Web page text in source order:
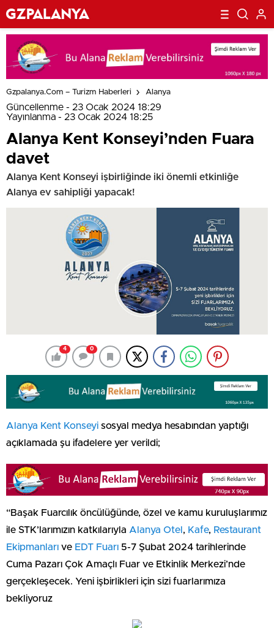
Gzpalanya.com – Turizm Haberleri Alanya
Güncellenme - 23 Ocak 2024 18:29
Yayınlanma - 23 Ocak 2024 18:25
Alanya Kent Konseyi’nden Fuara
davet
Alanya Kent Konseyi işbirliğinde iki önemli etkinliğe
Alanya ev sahipliği yapacak!
4 0
Alanya Kent Konseyi sosyal medya hesabından yaptığı
açıklamada şu ifadelere yer verildi;
“Başak Fuarcılık öncülüğünde, özel ve kamu kuruluşlarımız
ile STK’larımızın katkılarıyla Alanya Otel , Kafe, Restaurant
Ekipmanları ve EDT Fuarı 5-7 Şubat 2024 tarihlerinde
Cuma Pazarı Çok Amaçlı Fuar ve Etkinlik Merkezi’nde
gerçekleşecek. Yeni işbirlikleri için sizi fuarlarımıza
bekliyoruz